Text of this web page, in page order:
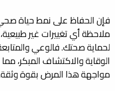
فإن الحفاظ على نمط حياة
ملاحظة أي تغييرات غير
لحماية صحتك. فالوعي
الوقاية والاكتشاف المبكر،
مواجهة هذا المرض بقوة